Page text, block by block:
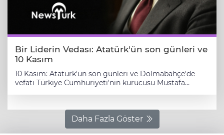
Bir Liderin Vedası: Atatürk'ün son günleri ve
10 Kasım
10 Kasım: Atatürk'ün son günleri ve Dolmabahçe'de
vefatı ​Türkiye Cumhuriyeti'nin kurucusu Mustafa
ve minnetinin tazelendiği bir anma günü olmaya
devam ediyor. Bu anlamlı günde, Atatürk'ün son
günleri, Dolmabahçe Sarayı'ndaki son anları ve bir
Daha Fazla Göster